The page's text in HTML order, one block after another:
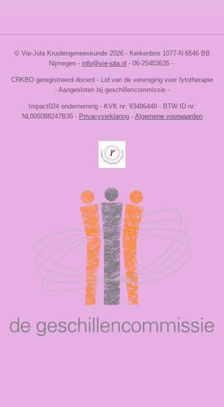
© Vie-Jola Kruidengeneeskunde 2026 - Kerkenbos 1077-N 6546 BB
Nijmegen- info@vie-jola.nl - 06-25403635 -
CRKBO geregistreerd docent - Lid van de vereniging voor fytotherapie
- Aangesloten bij geschillencommissie -
Impact024 onderneming - KVK nr: 93486448 - BTW ID nr:
NL005088247B35 - Privacyverklaring- Algemene voorwaarden